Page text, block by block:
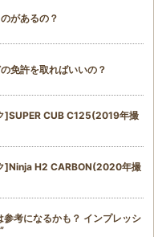
があるの？
免許を取ればいいの？
]SUPER CUB C125(2019年撮
]Ninja H2 CARBON(2020年撮
考になるかも？ インプレッシ